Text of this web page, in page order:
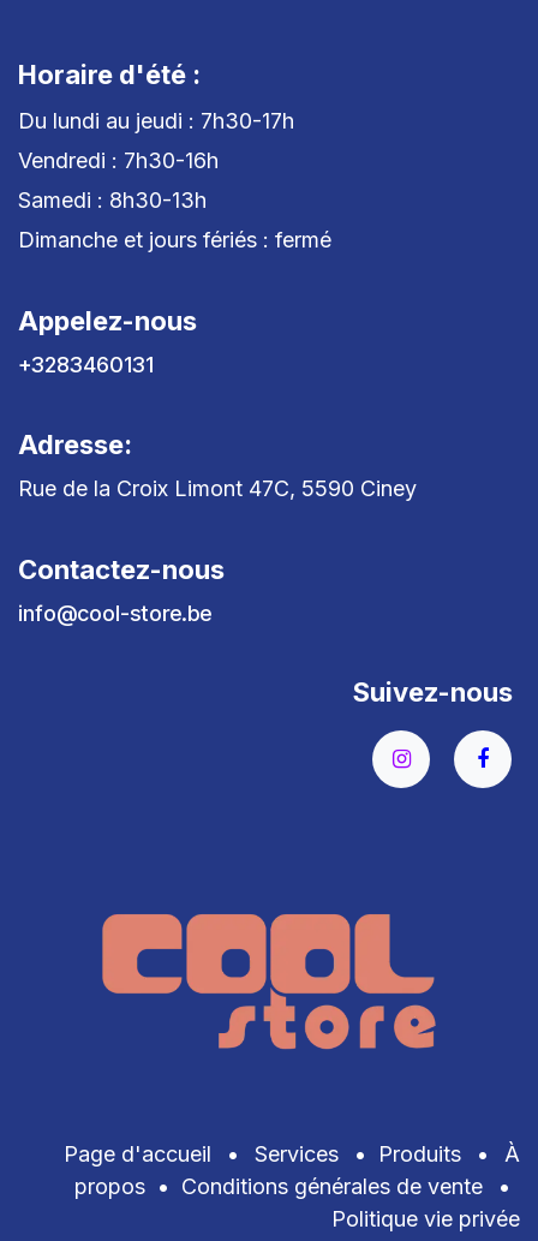
Horaire d'été :
Du lundi au jeudi : 7h30-17h
Vendredi : 7h30-16h
Samedi : 8h30-13h
Dimanche et jours fériés : fermé
Appelez-nous
+3283460131
Adresse:
Rue de la Croix Limont 47C, 5590 Ciney
Contactez-nous
info@cool-store.be
Suivez-nous
Page d'accueil • Services • Produits •
À
propos • Conditions générales de vente
•
Politique vie privée